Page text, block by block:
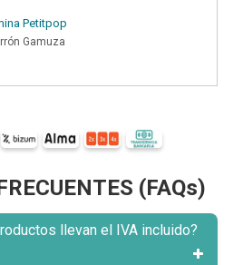
Petitpop
Gamuza
(FAQs)
llevan el IVA incluido?